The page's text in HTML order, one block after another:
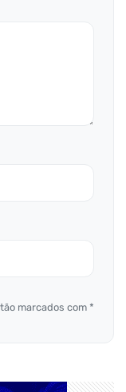
marcados com *